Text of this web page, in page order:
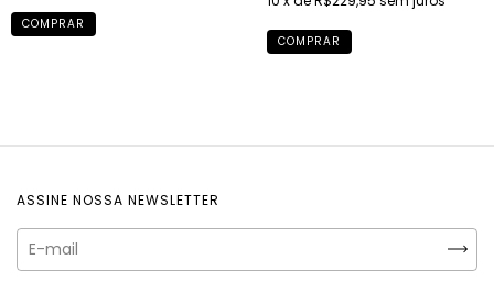
COMPRAR
COMPRAR
ASSINE NOSSA NEWSLETTER